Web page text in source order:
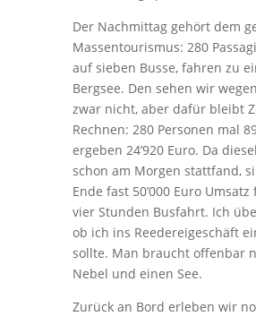
Der Nachmittag gehört dem
Massentourismus: 280
auf sieben Busse, fahren zu
Bergsee. Den sehen wir
zwar nicht, aber dafür bleibt
Rechnen: 280 Personen mal
ergeben 24’920 Euro. Da
schon am Morgen stattfand,
Ende fast 50’000 Euro
vier Stunden Busfahrt. Ich
ob ich ins Reedereigeschäft
sollte. Man braucht offenbar
Nebel und einen See.
Zurück an Bord erleben wir